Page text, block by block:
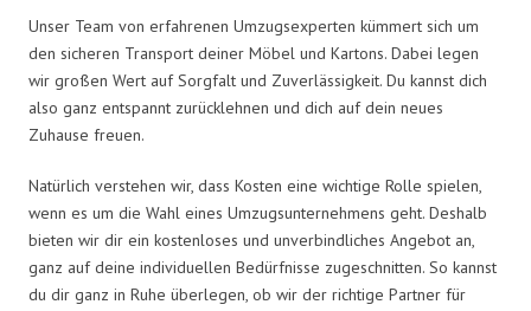
Unser Team von erfahrenen Umzugsexperten kümmert sich um
den sicheren Transport deiner Möbel und Kartons. Dabei legen
wir großen Wert auf Sorgfalt und Zuverlässigkeit. Du kannst dich
also ganz entspannt zurücklehnen und dich auf dein neues
Zuhause freuen.
Natürlich verstehen wir, dass Kosten eine wichtige Rolle spielen,
wenn es um die Wahl eines Umzugsunternehmens geht. Deshalb
bieten wir dir ein kostenloses und unverbindliches Angebot an,
ganz auf deine individuellen Bedürfnisse zugeschnitten. So kannst
du dir ganz in Ruhe überlegen, ob wir der richtige Partner für